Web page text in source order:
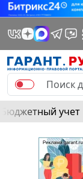
Бюджетный учет